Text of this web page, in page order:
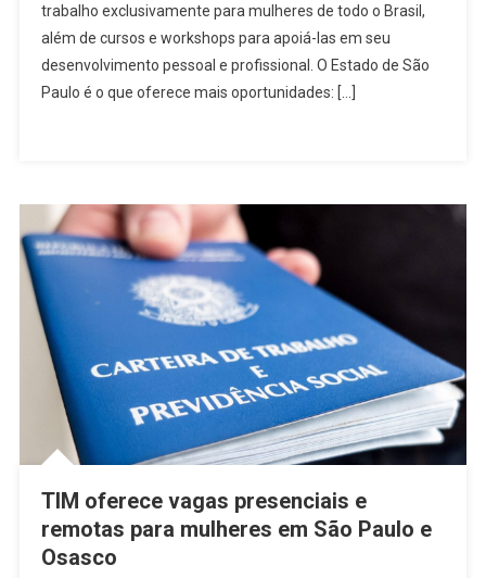
De
Emprego
Para
Mulheres
trabalho exclusivamente para mulheres de todo o Brasil,
além de cursos e workshops para apoiá-las em seu
desenvolvimento pessoal e profissional. O Estado de São
Paulo é o que oferece mais oportunidades: […]
TIM oferece vagas presenciais e
remotas para mulheres em São Paulo e
Osasco